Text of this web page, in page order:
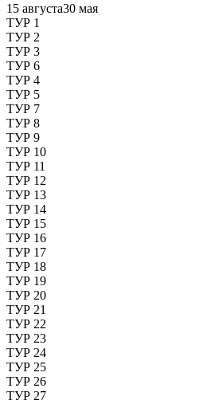
15 августа30 мая
ТУР 1
ТУР 2
ТУР 3
ТУР 6
ТУР 4
ТУР 5
ТУР 7
ТУР 8
ТУР 9
ТУР 10
ТУР 11
ТУР 12
ТУР 13
ТУР 14
ТУР 15
ТУР 16
ТУР 17
ТУР 18
ТУР 19
ТУР 20
ТУР 21
ТУР 22
ТУР 23
ТУР 24
ТУР 25
ТУР 26
ТУР 27